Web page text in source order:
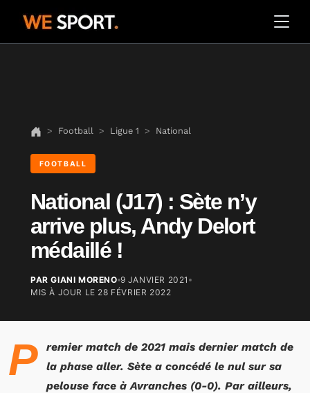
Football Ligue 1 National
FOOTBALL
National (J17) : Sète n’y
arrive plus, Andy Delort
médaillé !
PAR GIANI MORENO 9 JANVIER 2021
MIS À JOUR LE 28 FÉVRIER 2022
P
remier match de 2021 mais dernier match de
la phase aller. Sète a concédé le nul sur sa
pelouse face à Avranches (0-0). Par ailleurs,